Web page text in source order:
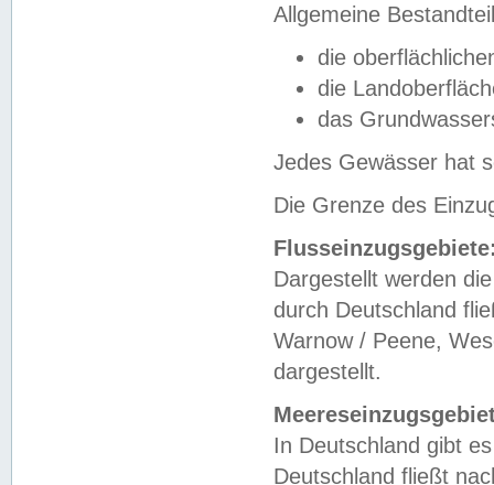
Allgemeine
die
die
das
Jedes Gewässer hat
Die Grenze des
Dargestellt werden
durch Deutschland
Warnow / Peene,
dargestellt.
In Deutschland gibt
Deutschland fließt